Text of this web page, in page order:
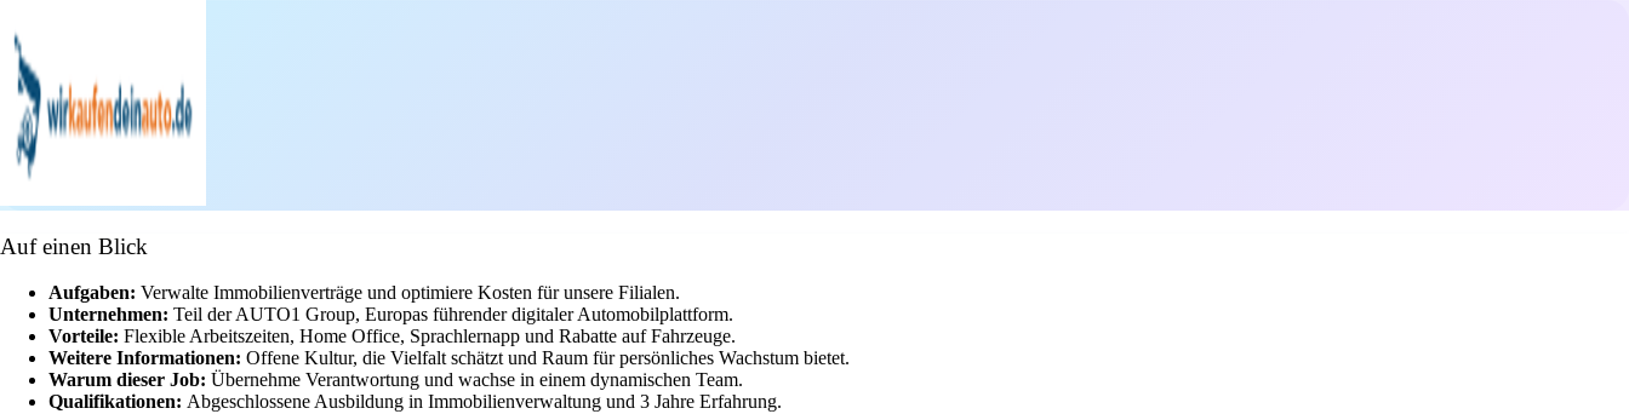
Auf einen Blick
Aufgaben: Verwalte Immobilienverträge und optimiere Kosten für unsere Filialen.
Unternehmen: Teil der AUTO1 Group, Europas führender digitaler Automobilplattform.
Vorteile: Flexible Arbeitszeiten, Home Office, Sprachlernapp und Rabatte auf Fahrzeuge.
Weitere Informationen: Offene Kultur, die Vielfalt schätzt und Raum für persönliches Wachstum bietet.
Warum dieser Job: Übernehme Verantwortung und wachse in einem dynamischen Team.
Qualifikationen: Abgeschlossene Ausbildung in Immobilienverwaltung und 3 Jahre Erfahrung.